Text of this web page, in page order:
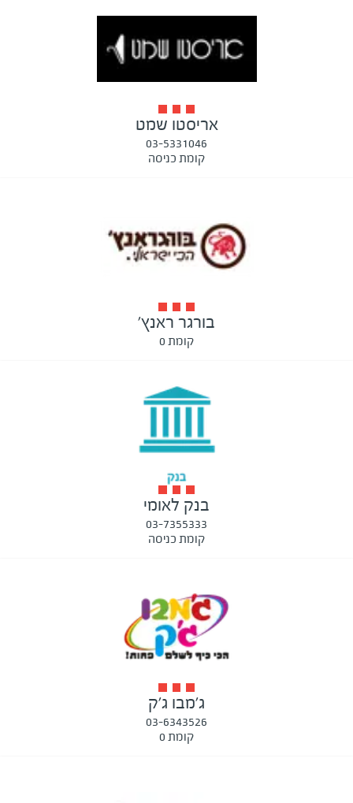
אריסטו שמט
03-5331046
קומת כניסה
בורגר ראנץ'
קומת 0
בנק לאומי
03-7355333
קומת כניסה
ג'מבו ג'ק
03-6343526
קומת 0